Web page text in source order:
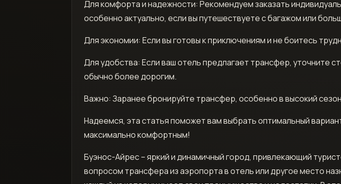
Для комфорта и надежности: Рекомендуем заказать
особенно актуально, если вы путешествуете с багажом или
Для экономии: Если вы готовы к приключениям и не боитесь
Для удобства: Если ваш отель предлагает трансфер, уточните
обычно более дорогим.
Важно: Заранее бронируйте трансфер, особенно в высокий
Надеемся, эта статья поможет вам выбрать оптимальный
максимально комфортным!
Буэнос-Айрес – яркий и динамичный город, привлекающий
вопросом трансфера из аэропорта в отель или другое место